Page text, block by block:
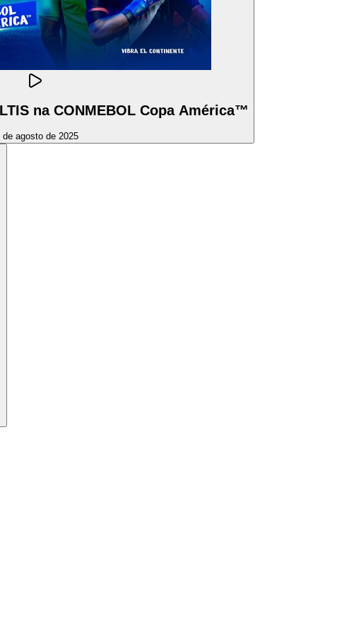
na CONMEBOL Copa América™
de agosto de 2025